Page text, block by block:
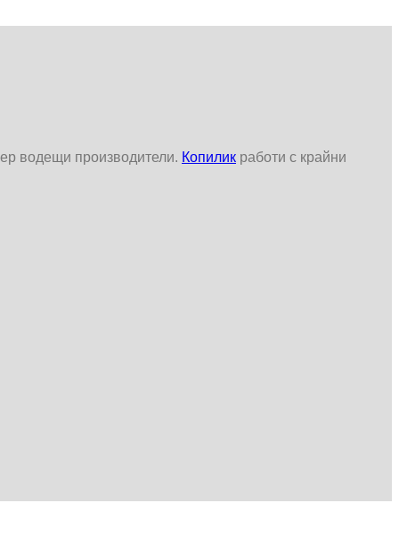
водещи производители. Копилик работи с крайни